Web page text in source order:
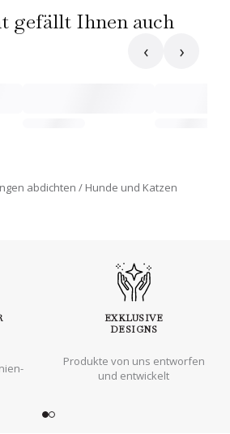
gefällt Ihnen auch
‹ ›
abdichten Hunde und Katzen
EXKLUSIVE
DESIGNS
Produkte von uns entworfen
und entwickelt